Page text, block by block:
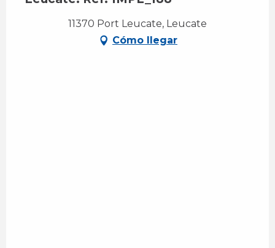
11370 Port Leucate, Leucate
Cómo llegar